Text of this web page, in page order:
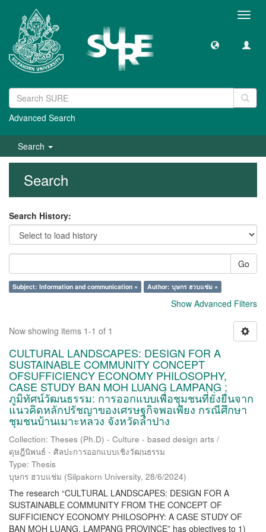
Advanced Search
Search
Search
Search History:
Go
Subject: Information and communication × Author: บุษกร ฮวบแช่ม ×
Show Advanced Filters
Now showing items 1-1 of 1
CULTURAL LANDSCAPES: DESIGN FOR A
SUSTAINABLE COMMUNITY CONCEPT
OFSUFFICIENCY ECONOMY PHILOSOPHY,
CASE STUDY BAN MOH LUANG LAMPANG ;
ภูมิทัศน์วัฒนธรรม: การออกแบบเพื่อชุมชนที่ยั่งยืนจาก
แนวคิดหลักปรัชญาของเศรษฐกิจพอเพียง กรณีศึกษา
ชุมชนบ้านเมาะหลวง จังหวัดลำปาง
Collection: Theses (Ph.D) - Culture - based design arts /
ดุษฎีนิพนธ์ - ศิลปะการออกแบบเชิงวัฒนธรรม
Type: Thesis
บุษกร ฮวบแช่ม (Silpakorn University, 28/6/2024)
The research “CULTURAL LANDSCAPES: DESIGN FOR A
SUSTAINABLE COMMUNITY FROM THE CONCEPT OF
SUFFICIENCY ECONOMY PHILOSOPHY: A CASE STUDY OF
BAN MOH LUANG, LAMPANG PROVINCE” has objectives to 1)